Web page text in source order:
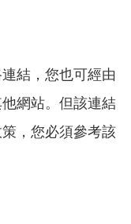
結，您也可經由
網站。但該連結
，您必須參考該